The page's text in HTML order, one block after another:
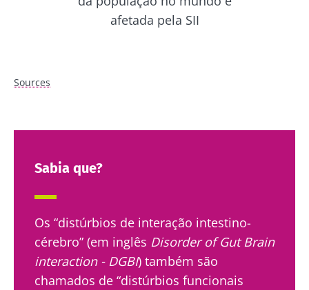
Como curar a minha SII?
afetada pela SII
Sources
Sabia que?
Os “distúrbios de interação intestino-
cérebro” (em inglês Disorder of Gut Brain
interaction - DGBI) também são
chamados de “distúrbios funcionais